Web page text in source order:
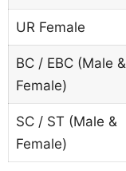
UR Female
BC / EBC (Male &
Female)
SC / ST (Male &
Female)